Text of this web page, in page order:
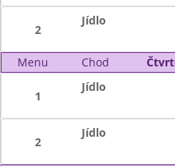
2
Jídlo
Menu Chod
1
Jídlo
2
Jídlo